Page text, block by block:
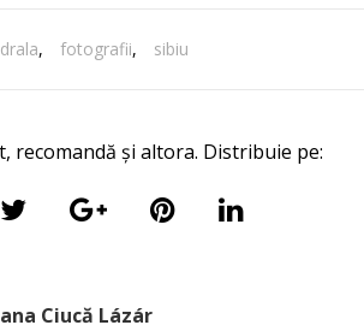
, fotografii, sibiu
recomandă și altora. Distribuie pe:
Ciucă Lázár